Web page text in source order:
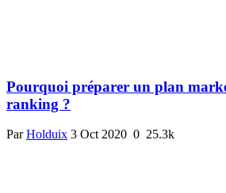
Pourquoi préparer un plan
ranking ?
ParHolduix 3 Oct 2020 0 25.3k